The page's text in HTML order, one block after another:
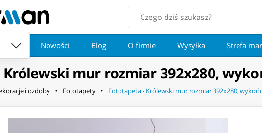
Nowości Blog O firmie Wysyłka Strefa
mur rozmiar 392x280,
i ozdoby Fototapety Fototapeta - Królewski mur rozmiar 392x280,